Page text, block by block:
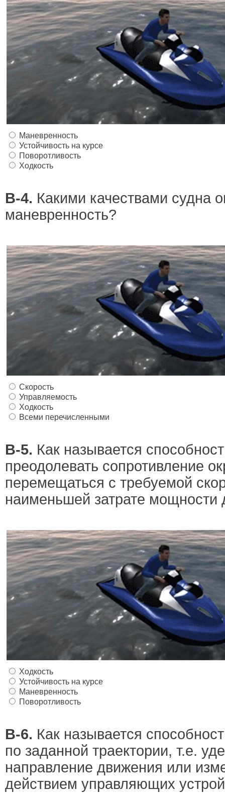
Маневренность
Устойчивость на курсе
Поворотливость
Ходкость
В-4. Какими качествами судна
маневренность?
Скорость
Управляемость
Ходкость
Всеми перечисленными
В-5. Как называется
преодолевать сопротивление
перемещаться с требуемой
наименьшей затрате мощности
Ходкость
Устойчивость на курсе
Маневренность
Поворотливость
В-6. Как называется
по заданной траектории, т.е.
направление движения или
действием управляющих